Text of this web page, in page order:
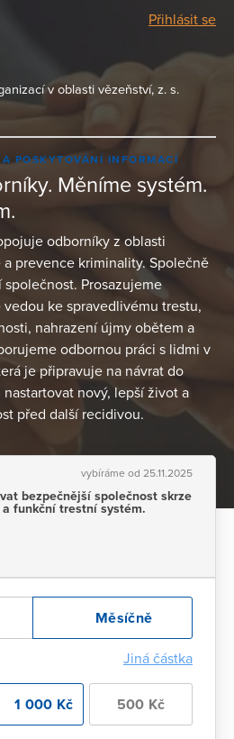
Přihlásit se
v oblasti vězeňství, z. s.
A POSKYTOVÁNÍ INFORMACÍ
Měníme systém.
odborníky z oblasti
prevence kriminality. Společně
Prosazujeme
ke spravedlivému trestu,
nahrazení újmy obětem a
odbornou práci s lidmi v
je připravuje na návrat do
nový, lepší život a
před další recidivou.
vybíráme od 25.11.2025
bezpečnější společnost skrze
funkční trestní systém.
Měsíčně
Jiná částka
1 000 Kč 500 Kč